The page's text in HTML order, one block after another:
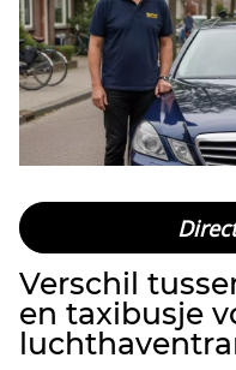
Verschil
en taxibusje